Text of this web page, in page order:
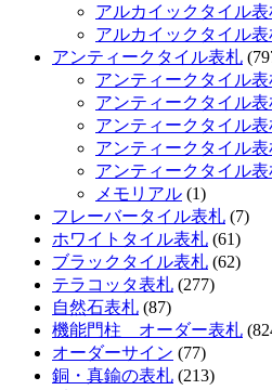
アルカイックタイル表
アルカイックタイル表
アンティークタイル表札
アンティークタイル表
アンティークタイル表
アンティークタイル表
アンティークタイル表
アンティークタイル表
メモリアル (1)
フレーバータイル表札 (7)
ホワイトタイル表札 (61)
ブラックタイル表札 (62)
テラコッタ表札 (277)
自然石表札 (87)
機能門柱 オーダー表札
オーダーサイン (77)
銅・真鍮の表札 (213)